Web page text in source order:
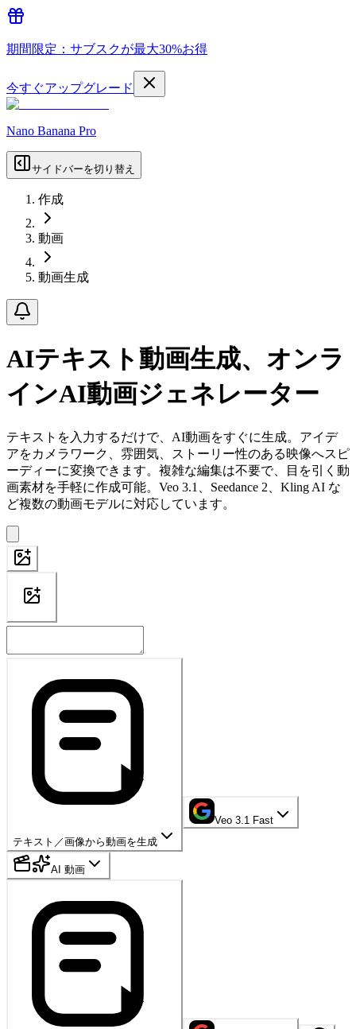
期間限定：サブスクが最大30%お得
今すぐアップグレード
Nano Banana Pro
サイドバーを切り替え
作成
動画
動画生成
AIテキスト動画生成、オンラ
インAI動画ジェネレーター
テキストを入力するだけで、AI動画をすぐに生成。アイデ
アをカメラワーク、雰囲気、ストーリー性のある映像へスピ
ーディーに変換できます。複雑な編集は不要で、目を引く動
画素材を手軽に作成可能。Veo 3.1、Seedance 2、Kling AI な
ど複数の動画モデルに対応しています。
テキスト／画像から動画を生成
Veo 3.1 Fast
AI 動画